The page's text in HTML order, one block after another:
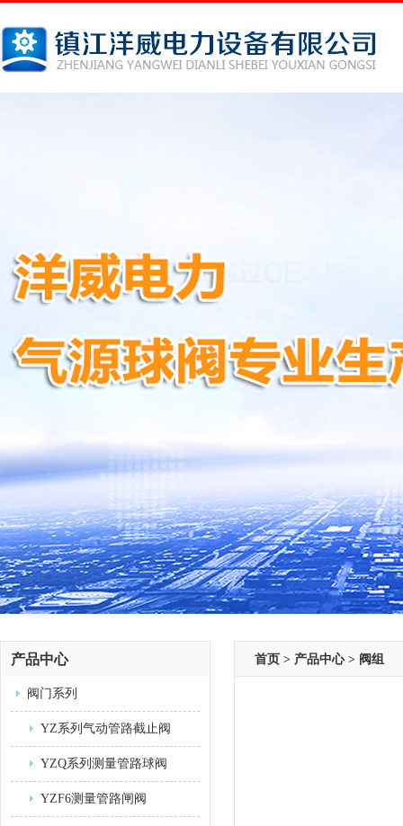
产品中心
阀门系列
YZ系列气动管路截止阀
YZQ系列测量管路球阀
YZF6测量管路闸阀
首页 > 产品中心 > 阀组